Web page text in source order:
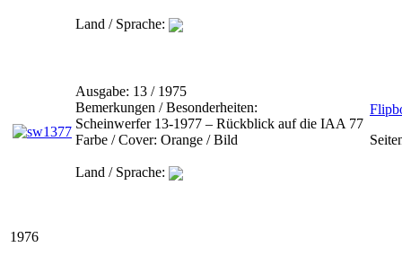
Land / Sprache:
Ausgabe: 13 / 1975
Bemerkungen / Besonderheiten:
Scheinwerfer 13-1977 – Rückblick auf die IAA 77
Farbe / Cover: Orange / Bild
Land / Sprache:
1976